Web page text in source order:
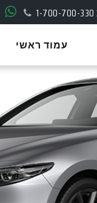
1-700-700-330
עמוד ראשי